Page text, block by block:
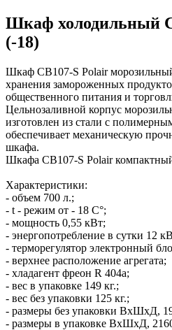
Шкаф холодильный
(-18)
Шкаф CB107-S Polair
хранения замороженных
общественного питания и
Цельнозаливной корпус
изготовлен из стали с
обеспечивает механическую
шкафа.
Шкафа CB107-S Polair
Характеристики:
- объем 700 л.;
- t - режим от - 18 С°;
- мощность 0,55 кВт;
- энергопотребление в сутки 12
- терморегулятор электронный
- верхнее расположение агрегата;
- хладагент фреон R 404a;
- вес в упаковке 149 кг.;
- вес без упаковки 125 кг.;
- размеры без упаковки ВхШхД,
- размеры в упаковке ВхШхД,